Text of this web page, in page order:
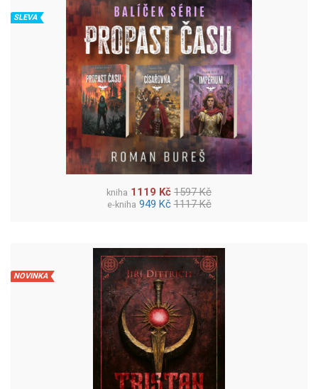
SLEVA
kniha 1119 Kč 1597 Kč
e-kniha 949 Kč 1117 Kč
NOVINKA